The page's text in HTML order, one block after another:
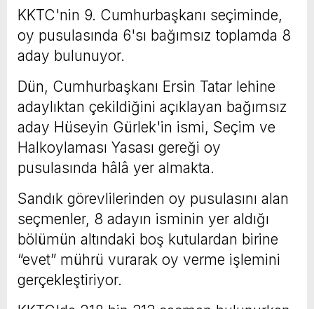
KKTC'nin 9. Cumhurbaşkanı seçiminde,
oy pusulasında 6'sı bağımsız toplamda 8
aday bulunuyor.
Dün, Cumhurbaşkanı Ersin Tatar lehine
adaylıktan çekildiğini açıklayan bağımsız
aday Hüseyin Gürlek'in ismi, Seçim ve
Halkoylaması Yasası gereği oy
pusulasında hâlâ yer almakta.
Sandık görevlilerinden oy pusulasını alan
seçmenler, 8 adayın isminin yer aldığı
bölümün altındaki boş kutulardan birine
“evet” mührü vurarak oy verme işlemini
gerçekleştiriyor.